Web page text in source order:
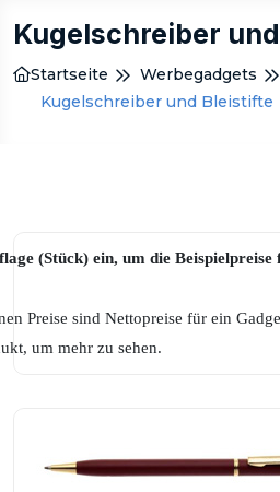
Kugelschreiber
Startseite
Werbegadgets
Kugelschreiber und Bleistifte
(Stück) ein, um die
Preise sind Nettopreise für ein
um mehr zu sehen.